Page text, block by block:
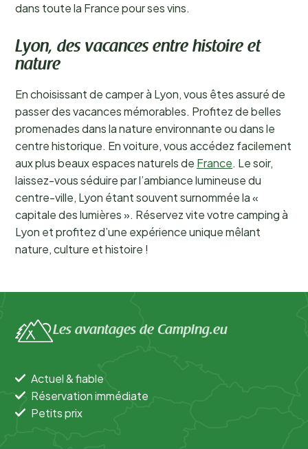
dans toute la France pour ses vins.
Lyon, des vacances entre histoire et
nature
En choisissant de camper à Lyon, vous êtes assuré de
passer des vacances mémorables. Profitez de belles
promenades dans la nature environnante ou dans le
centre historique. En voiture, vous accédez facilement
aux plus beaux espaces naturels de France. Le soir,
laissez-vous séduire par l’ambiance lumineuse du
centre-ville, Lyon étant souvent surnommée la «
capitale des lumières ». Réservez vite votre camping à
Lyon et profitez d’une expérience unique mêlant
nature, culture et histoire !
Les avantages de Camping.eu
Actuel & fiable
Réservation immédiate
Petits prix